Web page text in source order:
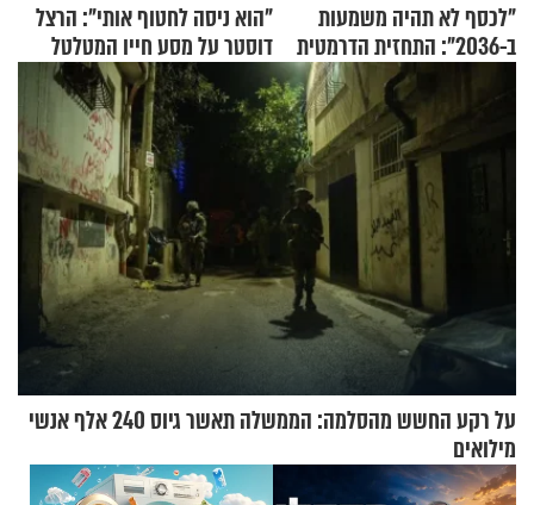
"לכסף לא תהיה משמעות
ב-2036": התחזית הדרמטית
של אילון מאסק על עתיד
הכלכלה
"הוא ניסה לחטוף אותי": הרצל
דוסטר על מסע חייו המטלטל
על רקע החשש מהסלמה: הממשלה תאשר גיוס 240 אלף אנשי
מילואים